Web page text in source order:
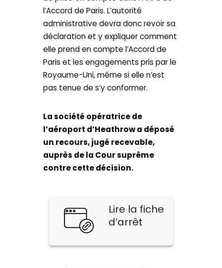
l’Accord de Paris. L’autorité
administrative devra donc revoir sa
déclaration et y expliquer comment
elle prend en compte l’Accord de
Paris et les engagements pris par le
Royaume-Uni, même si elle n’est
pas tenue de s’y conformer.
La société opératrice de
l’aéroport d’Heathrow a déposé
un recours, jugé recevable,
auprès de la Cour suprême
contre cette décision.
Lire la fiche
d’arrêt